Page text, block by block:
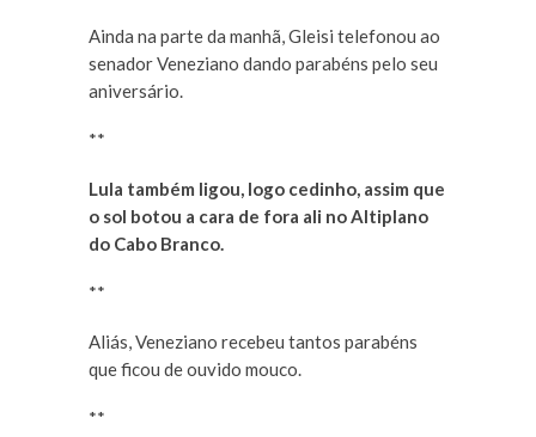
Ainda na parte da manhã, Gleisi telefonou ao
senador Veneziano dando parabéns pelo seu
aniversário.
**
Lula também ligou, logo cedinho, assim que
o sol botou a cara de fora ali no Altiplano
do Cabo Branco.
**
Aliás, Veneziano recebeu tantos parabéns
que ficou de ouvido mouco.
**